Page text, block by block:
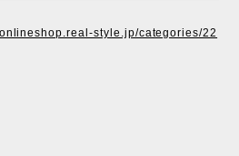
style.jp/categories/22